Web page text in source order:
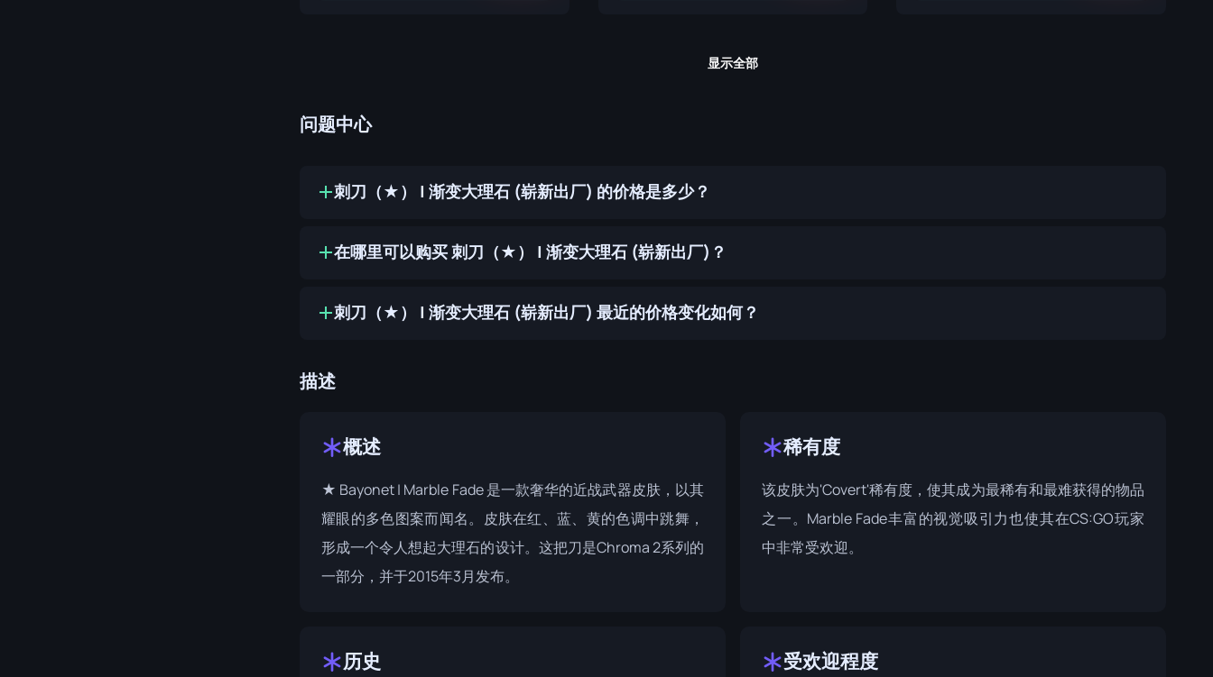
显示全部
问题中心
刺刀（★） | 渐变大理石 (崭新出厂) 的价格是多少？
在哪里可以购买 刺刀（★） | 渐变大理石 (崭新出厂)？
刺刀（★） | 渐变大理石 (崭新出厂) 最近的价格变化如何？
描述
概述
★ Bayonet | Marble Fade 是一款奢华的近战武器皮肤，以其
耀眼的多色图案而闻名。皮肤在红、蓝、黄的色调中跳舞，
形成一个令人想起大理石的设计。这把刀是Chroma 2系列的
一部分，并于2015年3月发布。
稀有度
该皮肤为'Covert'稀有度，使其成为最稀有和最难获得的物品
之一。Marble Fade丰富的视觉吸引力也使其在CS:GO玩家
中非常受欢迎。
历史 受欢迎程度